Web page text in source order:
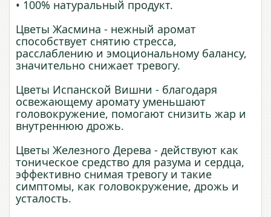
• 100% натуральный продукт.
Цветы Жасмина - нежный аромат
способствует снятию стресса,
расслаблению и эмоциональному балансу,
значительно снижает тревогу.
Цветы Испанской Вишни - благодаря
освежающему аромату уменьшают
головокружение, помогают снизить жар и
внутреннюю дрожь.
Цветы Железного Дерева - действуют как
тоническое средство для разума и сердца,
эффективно снимая тревогу и такие
симптомы, как головокружение, дрожь и
усталость.